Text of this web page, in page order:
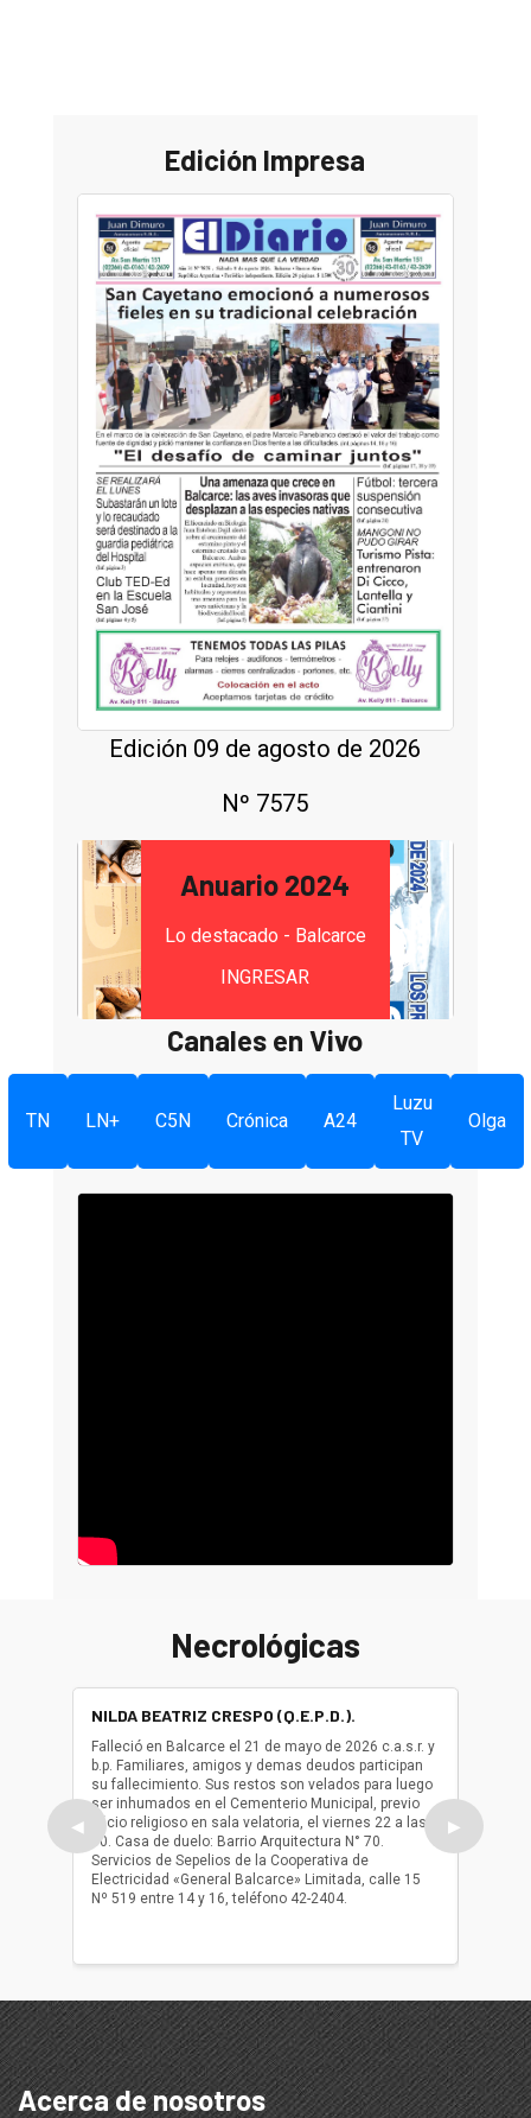
Edición Impresa
Edición 09 de agosto de 2026
Nº 7575
Anuario 2024
Lo destacado - Balcarce
INGRESAR
Canales en Vivo
TN LN+ C5N Crónica A24
Luzu
TV
Olga
Necrológicas
◀
NILDA BEATRIZ CRESPO (Q.E.P.D.).
Falleció en Balcarce el 21 de mayo de 2026 c.a.s.r. y
b.p. Familiares, amigos y demas deudos participan
su fallecimiento. Sus restos son velados para luego
ser inhumados en el Cementerio Municipal, previo
oficio religioso en sala velatoria, el viernes 22 a las
10. Casa de duelo: Barrio Arquitectura N° 70.
Servicios de Sepelios de la Cooperativa de
Electricidad «General Balcarce» Limitada, calle 15
Nº 519 entre 14 y 16, teléfono 42-2404.
ser
oficio
▶
Acerca de nosotros